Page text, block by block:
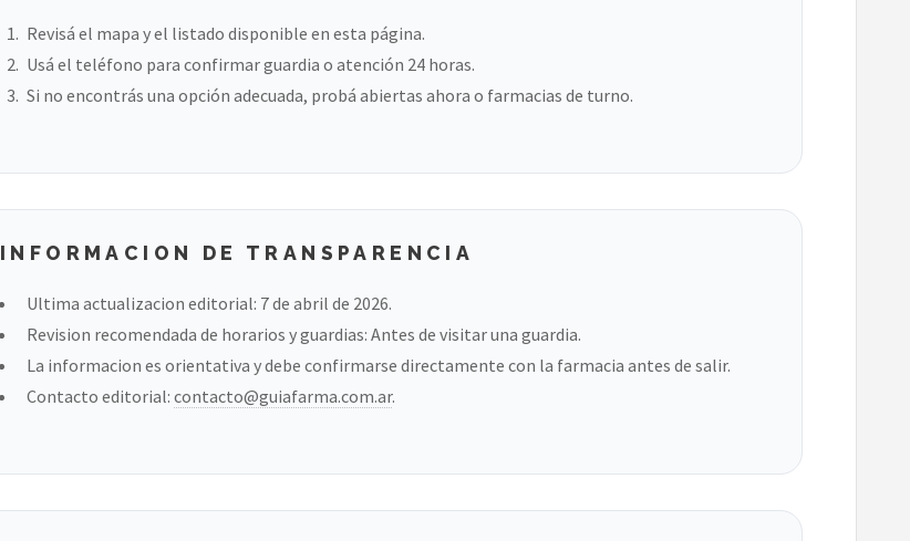
Revisá el mapa y el listado disponible en esta página.
Usá el teléfono para confirmar guardia o atención 24 horas.
Si no encontrás una opción adecuada, probá abiertas ahora o farmacias de turno.
INFORMACION DE TRANSPARENCIA
Ultima actualizacion editorial: 7 de abril de 2026.
Revision recomendada de horarios y guardias: Antes de visitar una guardia.
La informacion es orientativa y debe confirmarse directamente con la farmacia antes de salir.
Contacto editorial: contacto@guiafarma.com.ar.